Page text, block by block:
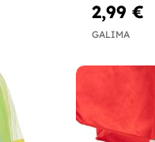
2,99 €
GALIMA